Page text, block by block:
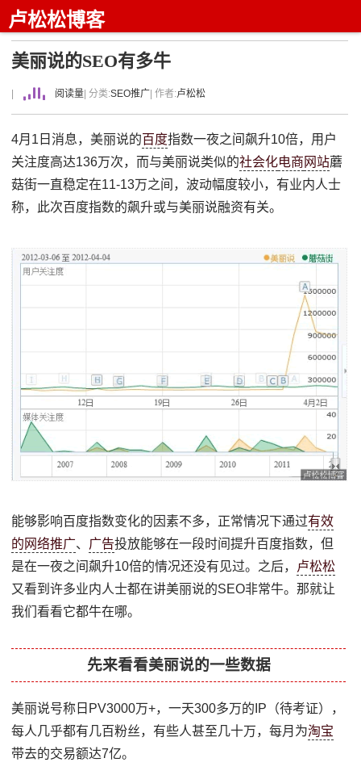
卢松松博客
美丽说的SEO有多牛
阅读量 | 分类:SEO推广 | 作者:卢松松
4月1日消息，美丽说的百度指数一夜之间飙升10倍，用户
关注度高达136万次，而与美丽说类似的社会化电商 网站蘑
菇街一直稳定在11-13万之间，波动幅度较小，有业内人士
称，此次百度指数的飙升或与美丽说融资有关。
能够影响百度指数变化的因素不多，正常情况下通过有效
的网络推广、 广告投放能够在一段时间提升百度指数，但
是在一夜之间飙升10倍的情况还没有见过。之后， 卢松松
又看到许多业内人士都在讲美丽说的SEO非常牛。那就让
我们看看它都牛在哪。
先来看看美丽说的一些数据
美丽说号称日PV3000万+，一天300多万的IP（待考证），
每人几乎都有几百粉丝，有些人甚至几十万，每月为淘宝
带去的交易额达7亿。